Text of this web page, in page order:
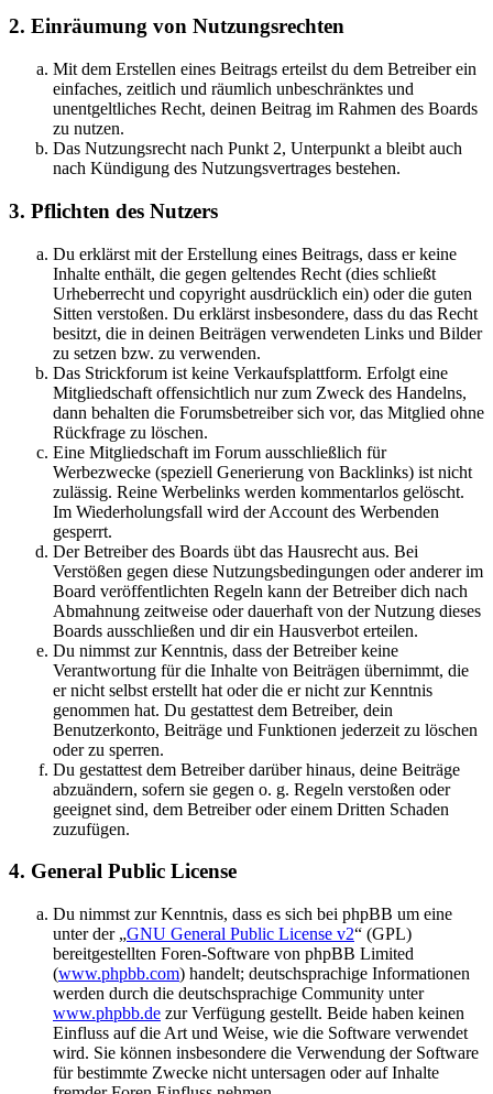
2. Einräumung von Nutzungsrechten
Mit dem Erstellen eines Beitrags erteilst du dem Betreiber ein
einfaches, zeitlich und räumlich unbeschränktes und
unentgeltliches Recht, deinen Beitrag im Rahmen des Boards
zu nutzen.
Das Nutzungsrecht nach Punkt 2, Unterpunkt a bleibt auch
nach Kündigung des Nutzungsvertrages bestehen.
3. Pflichten des Nutzers
Du erklärst mit der Erstellung eines Beitrags, dass er keine
Inhalte enthält, die gegen geltendes Recht (dies schließt
Urheberrecht und copyright ausdrücklich ein) oder die guten
Sitten verstoßen. Du erklärst insbesondere, dass du das Recht
besitzt, die in deinen Beiträgen verwendeten Links und Bilder
zu setzen bzw. zu verwenden.
Das Strickforum ist keine Verkaufsplattform. Erfolgt eine
Mitgliedschaft offensichtlich nur zum Zweck des Handelns,
dann behalten die Forumsbetreiber sich vor, das Mitglied ohne
Rückfrage zu löschen.
Eine Mitgliedschaft im Forum ausschließlich für
Werbezwecke (speziell Generierung von Backlinks) ist nicht
zulässig. Reine Werbelinks werden kommentarlos gelöscht.
Im Wiederholungsfall wird der Account des Werbenden
gesperrt.
Der Betreiber des Boards übt das Hausrecht aus. Bei
Verstößen gegen diese Nutzungsbedingungen oder anderer im
Board veröffentlichten Regeln kann der Betreiber dich nach
Abmahnung zeitweise oder dauerhaft von der Nutzung dieses
Boards ausschließen und dir ein Hausverbot erteilen.
Du nimmst zur Kenntnis, dass der Betreiber keine
Verantwortung für die Inhalte von Beiträgen übernimmt, die
er nicht selbst erstellt hat oder die er nicht zur Kenntnis
genommen hat. Du gestattest dem Betreiber, dein
Benutzerkonto, Beiträge und Funktionen jederzeit zu löschen
oder zu sperren.
Du gestattest dem Betreiber darüber hinaus, deine Beiträge
abzuändern, sofern sie gegen o. g. Regeln verstoßen oder
geeignet sind, dem Betreiber oder einem Dritten Schaden
zuzufügen.
4. General Public License
Du nimmst zur Kenntnis, dass es sich bei phpBB um eine
unter der „GNU General Public License v2“ (GPL)
bereitgestellten Foren-Software von phpBB Limited
(www.phpbb.com) handelt; deutschsprachige Informationen
werden durch die deutschsprachige Community unter
www.phpbb.de zur Verfügung gestellt. Beide haben keinen
Einfluss auf die Art und Weise, wie die Software verwendet
wird. Sie können insbesondere die Verwendung der Software
für bestimmte Zwecke nicht untersagen oder auf Inhalte